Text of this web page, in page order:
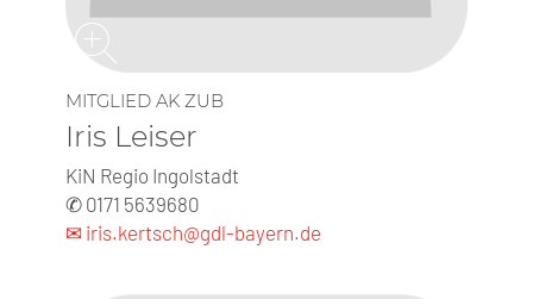
MITGLIED AK ZUB
Iris Leiser
KiN Regio Ingolstadt
✆ 0171 5639680
✉ iris.kertsch@gdl-bayern.de